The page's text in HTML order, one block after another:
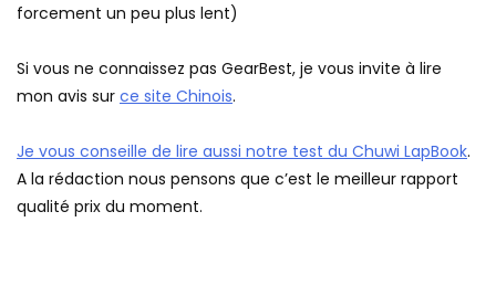
forcement un peu plus lent)
Si vous ne connaissez pas GearBest, je vous invite à lire
mon avis sur ce site Chinois.
Je vous conseille de lire aussi notre test du Chuwi LapBook.
A la rédaction nous pensons que c’est le meilleur rapport
qualité prix du moment.